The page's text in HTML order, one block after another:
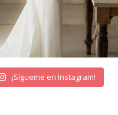
¡Sígueme en Instagram!